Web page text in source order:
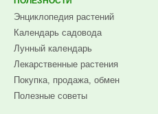
ПОЛЕЗНОСТИ
Энциклопедия растений
Календарь садовода
Лунный календарь
Лекарственные растения
Покупка, продажа, обмен